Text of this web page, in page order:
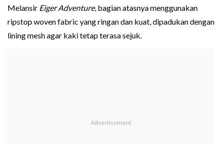
Melansir Eiger Adventure, bagian atasnya menggunakan
ripstop woven fabric yang ringan dan kuat, dipadukan dengan
lining mesh agar kaki tetap terasa sejuk.